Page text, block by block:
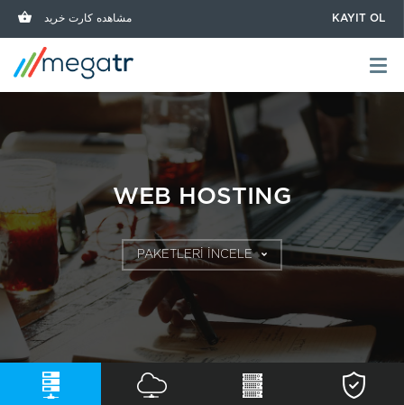
مشاهده کارت خرید KAYIT OL
SSL SERTİFİKASI
WEB HOSTING
PAKETLERİ İNCELE
CLOUD SUNUCU
DEDICATED
SSL SERTİFİKASI
WEB HOSTING